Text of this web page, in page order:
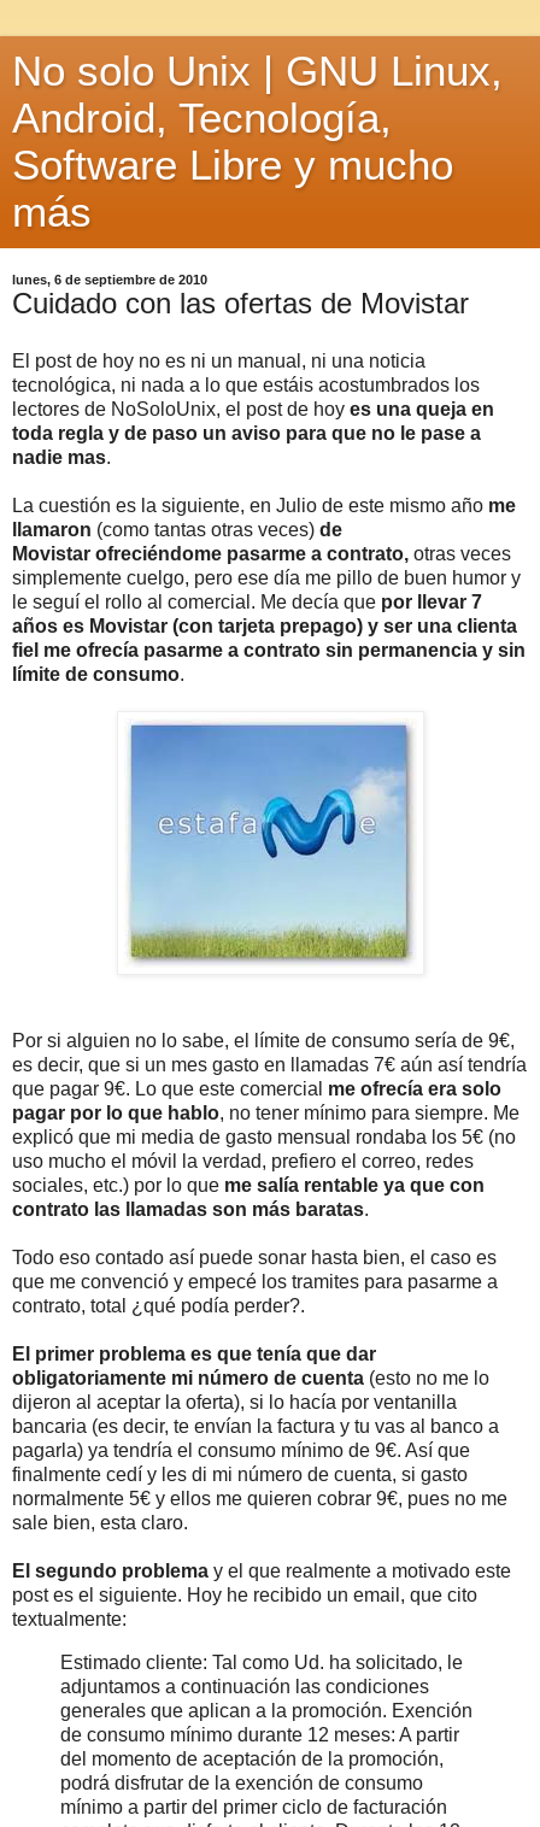
No solo Unix | GNU Linux,
Android, Tecnología,
Software Libre y mucho
más
lunes, 6 de septiembre de 2010
Cuidado con las ofertas de Movistar
El post de hoy no es ni un manual, ni una noticia
tecnológica, ni nada a lo que estáis acostumbrados los
lectores de NoSoloUnix, el post de hoy es una queja en
toda regla y de paso un aviso para que no le pase a
nadie mas.
La cuestión es la siguiente, en Julio de este mismo año me
llamaron (como tantas otras veces) de
Movistar ofreciéndome pasarme a contrato, otras veces
simplemente cuelgo, pero ese día me pillo de buen humor y
le seguí el rollo al comercial. Me decía que por llevar 7
años es Movistar (con tarjeta prepago) y ser una clienta
fiel me ofrecía pasarme a contrato sin permanencia y sin
límite de consumo.
Por si alguien no lo sabe, el límite de consumo sería de 9€,
es decir, que si un mes gasto en llamadas 7€ aún así tendría
que pagar 9€. Lo que este comercial me ofrecía era solo
pagar por lo que hablo, no tener mínimo para siempre. Me
explicó que mi media de gasto mensual rondaba los 5€ (no
uso mucho el móvil la verdad, prefiero el correo, redes
sociales, etc.) por lo que me salía rentable ya que con
contrato las llamadas son más baratas.
Todo eso contado así puede sonar hasta bien, el caso es
que me convenció y empecé los tramites para pasarme a
contrato, total ¿qué podía perder?.
El primer problema es que tenía que dar
obligatoriamente mi número de cuenta (esto no me lo
dijeron al aceptar la oferta), si lo hacía por ventanilla
bancaria (es decir, te envían la factura y tu vas al banco a
pagarla) ya tendría el consumo mínimo de 9€. Así que
finalmente cedí y les di mi número de cuenta, si gasto
normalmente 5€ y ellos me quieren cobrar 9€, pues no me
sale bien, esta claro.
El segundo problema y el que realmente a motivado este
post es el siguiente. Hoy he recibido un email, que cito
textualmente:
Estimado cliente: Tal como Ud. ha solicitado, le
adjuntamos a continuación las condiciones
generales que aplican a la promoción. Exención
de consumo mínimo durante 12 meses: A partir
del momento de aceptación de la promoción,
podrá disfrutar de la exención de consumo
mínimo a partir del primer ciclo de facturación